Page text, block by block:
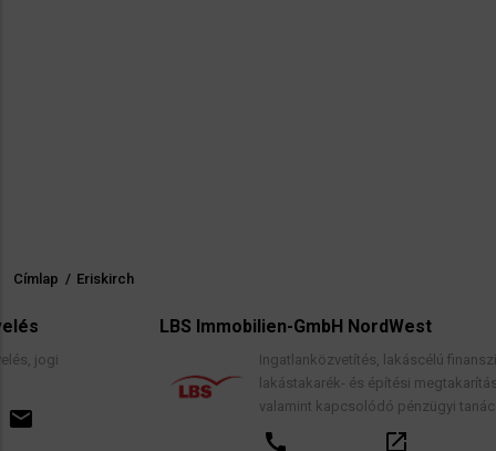
Morzsa
Címlap / Eriskirch
LBS Immobilien-GmbH NordWest
Ingatlanközvetítés, lakáscélú finanszírozási
lakástakarék- és építési megtakarítási
valamint kapcsolódó pénzügyi tanácsadás.